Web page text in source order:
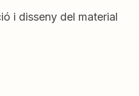
i disseny del material